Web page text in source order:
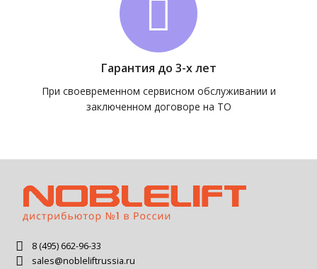
Гарантия до 3-х лет
При своевременном сервисном обслуживании и
заключенном договоре на ТО
8 (495) 662-96-33
sales@nobleliftrussia.ru